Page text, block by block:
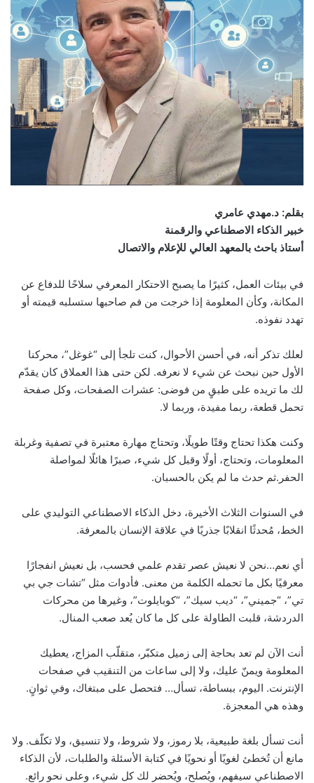
بقلم: د.مهدي عامري
خبير الذكاء الاصطناعي والرقمنة
أستاذ باحث بالمعهد العالي للإعلام والاتصال
في بيئات العمل، كثيرًا ما يصبح الاحتكار المعرفي سلاحًا للدفاع عن
المكانة، وكأن المعلومة إذا خرجت من فم صاحبها ستسلبه قيمته أو
تهدد نفوذه.
لعلك تذكر أنه، في أحسن الأحوال، كنت تلجأ إلى “غوغل”، محركنا
الأول حين نبحث عن شيء لا نعرفه. لكن حتى هذا العملاق كان يقدّم
لك ما تريده على طبقٍ من فوضى: عشرات الصفحات، وكل صفحة
تحمل قطعة، ربما مفيدة، وربما لا.
وكنت هكذا تحتاج وقتًا طويلًا، وتحتاج مهارة معتبرة في تصفية وغربلة
المعلومات، وتحتاج، أولًا وقبل كل شيء، صبرًا هائلًا لمواصلة
الحفر.ثم حدث ما لم يكن بالحسبان.
في السنوات الثلاث الأخيرة، دخل الذكاء الاصطناعي التوليدي على
الخط، مُحدثًا انقلابًا جذريًا في علاقة الإنسان بالمعرفة.
أي نعم…نحن لا نعيش عصر تقدم علمي فحسب، بل نعيش انفجارًا
معرفيًا بكل ما تحمله الكلمة من معنى. فأدوات مثل “تشات جي بي
تي”، “جميني”، “ديب سيك”، “كوبايلوت”، وغيرها من محركات
الدردشة، قلبت الطاولة على كل ما كان يُعد صعب المنال.
أنت الآن لم تعد بحاجة إلى زميل متكبّر، متقلّب المزاج، يعطيك
المعلومة ويمنّ عليك، ولا إلى ساعات من التنقيب في صفحات
الإنترنت. اليوم، ببساطة، تسأل… فتحصل على مبتغاك، وفي ثوانٍ.
وهذه هي المعجزة.
أنت تسأل بلغة طبيعية، بلا رموز، ولا شروط، ولا تنسيق، ولا تكلّف. ولا
مانع أن تُخطئ لغويًا أو نحويًا في كتابة الأسئلة والطلبات، لأن الذكاء
الاصطناعي سيفهم، ويُصلح، ويُحضر لك كل شيء، وعلى نحو رائع.